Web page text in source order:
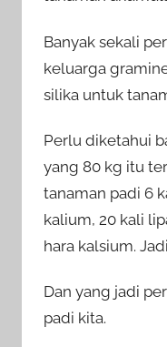
Banyak sekali
keluarga
silika untuk
Perlu diketahui
yang 80 kg itu
tanaman padi 6
kalium, 20 kali
hara kalsium.
Dan yang jadi
padi kita.